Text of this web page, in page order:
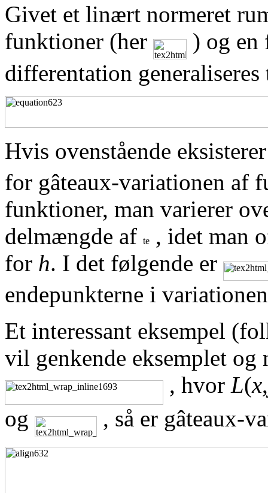
Givet et linært normeret
funktioner (her
) og
differentation
Hvis ovenstående
for gâteaux-variationen af
funktioner, man varierer
delmængde af
, idet man
for h. I det følgende er
endepunkterne i
Et interessant eksempel
vil genkende eksemplet
, hvor L(x,
og
, så er gâteaux-